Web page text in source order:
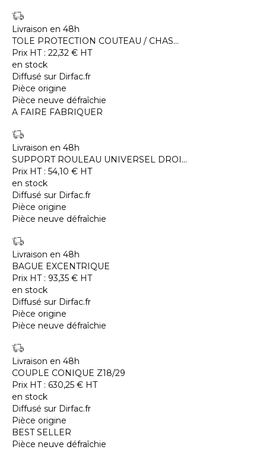
Livraison en 48h
TOLE PROTECTION COUTEAU / CHAS...
Prix HT : 22,32 € HT
en stock
Diffusé sur Dirfac.fr
Pièce origine
Pièce neuve défraîchie
A FAIRE FABRIQUER
Livraison en 48h
SUPPORT ROULEAU UNIVERSEL DROI...
Prix HT : 54,10 € HT
en stock
Diffusé sur Dirfac.fr
Pièce origine
Pièce neuve défraîchie
Livraison en 48h
BAGUE EXCENTRIQUE
Prix HT : 93,35 € HT
en stock
Diffusé sur Dirfac.fr
Pièce origine
Pièce neuve défraîchie
Livraison en 48h
COUPLE CONIQUE Z18/29
Prix HT : 630,25 € HT
en stock
Diffusé sur Dirfac.fr
Pièce origine
BEST SELLER
Pièce neuve défraîchie